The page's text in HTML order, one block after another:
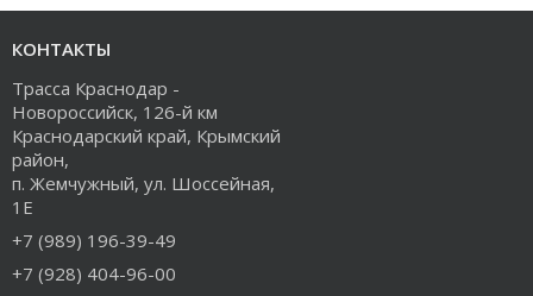
КОНТАКТЫ
Трасса Краснодар -
Новороссийск, 126-й км
Краснодарский край, Крымский
район,
п. Жемчужный, ул. Шоссейная,
1Е
+7 (989) 196-39-49
+7 (928) 404-96-00